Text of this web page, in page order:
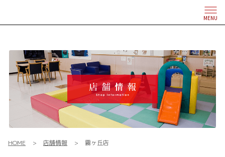
MENU
HOME 店舗情報 霧ヶ丘店